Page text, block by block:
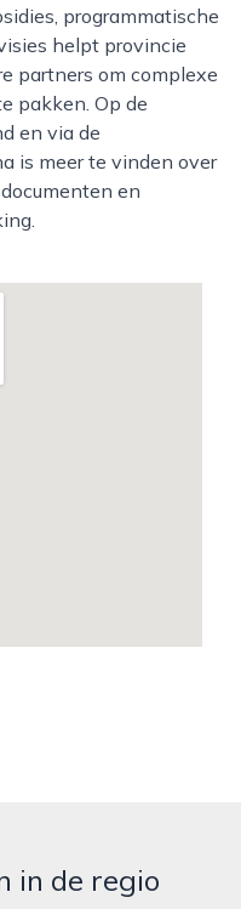
programmatische
helpt provincie
partners om complexe
pakken. Op de
en via de
is meer te vinden over
en
in de regio